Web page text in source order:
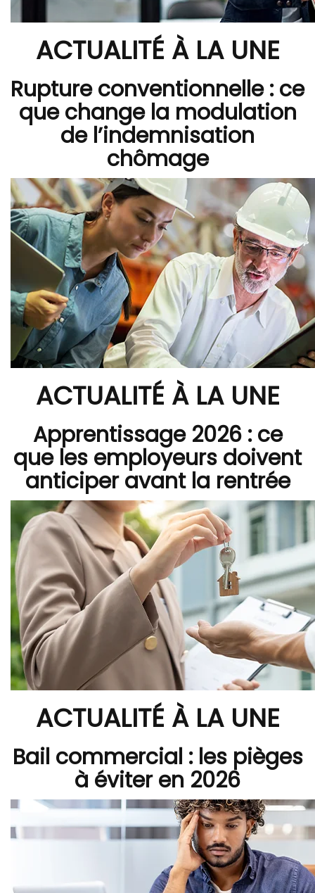
ACTUALITÉ À LA UNE
Rupture conventionnelle : ce
que change la modulation
de l’indemnisation
chômage
ACTUALITÉ À LA UNE
Apprentissage 2026 : ce
que les employeurs doivent
anticiper avant la rentrée
ACTUALITÉ À LA UNE
Bail commercial : les pièges
à éviter en 2026